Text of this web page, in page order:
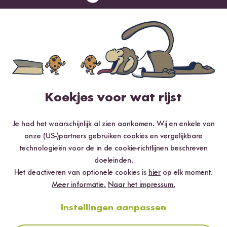
Rijstkruidenmix Rijstkruidenmix
vanaf 5,99 €74,88 € / kg
Loading...
Classic Rijstepap
Kruidenmix
Curry Rijst Topping
vanaf 5,99 €70,79 € / kg
Koekjes voor wat rijst
Je had het waarschijnlijk al zien aankomen. Wij en enkele van
onze (US-)partners gebruiken cookies en vergelijkbare
technologieën voor de in de cookie-richtlijnen beschreven
doeleinden.
Het deactiveren van optionele cookies is hier op elk moment.
Meer informatie. Naar het impressum.
Instellingen aanpassen